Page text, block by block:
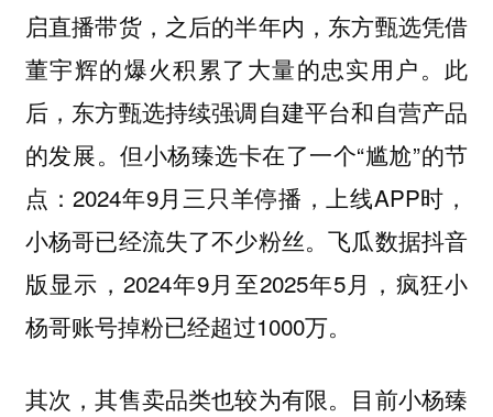
启直播带货，之后的半年内，东方甄选凭借
董宇辉的爆火积累了大量的忠实用户。此
后，东方甄选持续强调自建平台和自营产品
的发展。但小杨臻选卡在了一个“尴尬”的节
点：2024年9月三只羊停播，上线APP时，
小杨哥已经流失了不少粉丝。飞瓜数据抖音
版显示，2024年9月至2025年5月，疯狂小
杨哥账号掉粉已经超过1000万。
其次，其售卖品类也较为有限。目前小杨臻